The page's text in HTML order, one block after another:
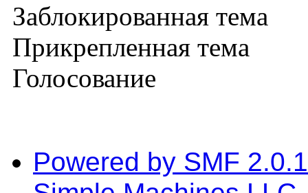
Заблокированная тема
Прикрепленная тема
Голосование
Powered by SMF